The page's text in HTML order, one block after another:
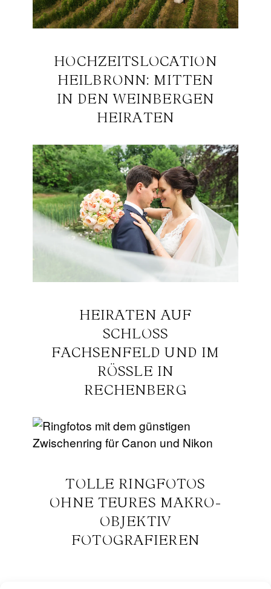
HOCHZEITSLOCATION
HEILBRONN: MITTEN
IN DEN WEINBERGEN
HEIRATEN
HEIRATEN AUF
SCHLOSS
FACHSENFELD UND IM
RÖSSLE IN
RECHENBERG
TOLLE RINGFOTOS
OHNE TEURES MAKRO-
OBJEKTIV
FOTOGRAFIEREN